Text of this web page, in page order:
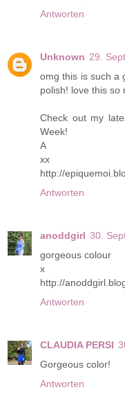
Antworten
Unknown 29.
omg this is such a
polish! love this so
Check out my
Week!
A
xx
http://
Antworten
anoddgirl 30.
gorgeous colour
x
http://
Antworten
CLAUDIA PERSI
Gorgeous color!
Antworten